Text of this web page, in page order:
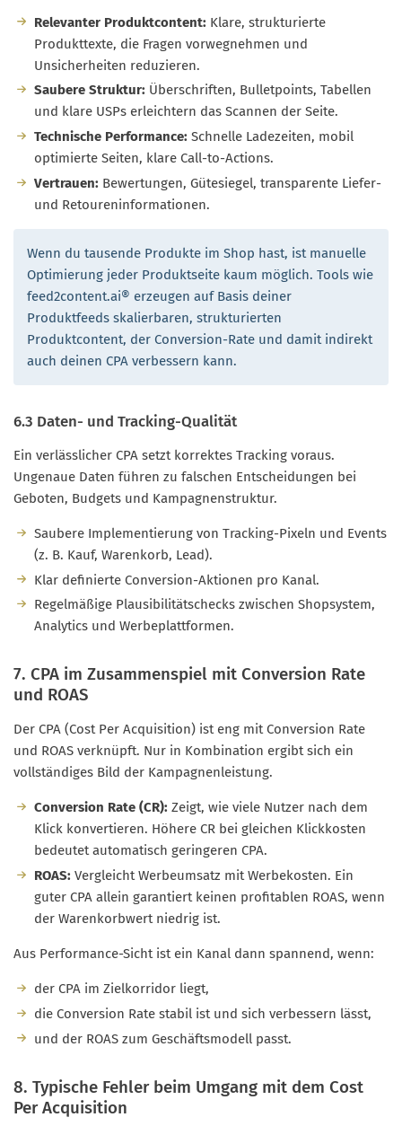
Relevanter Produktcontent: Klare, strukturierte
Produkttexte, die Fragen vorwegnehmen und
Unsicherheiten reduzieren.
Saubere Struktur: Überschriften, Bulletpoints, Tabellen
und klare USPs erleichtern das Scannen der Seite.
Technische Performance: Schnelle Ladezeiten, mobil
optimierte Seiten, klare Call-to-Actions.
Vertrauen: Bewertungen, Gütesiegel, transparente Liefer-
und Retoureninformationen.
Wenn du tausende Produkte im Shop hast, ist manuelle
Optimierung jeder Produktseite kaum möglich. Tools wie
feed2content.ai® erzeugen auf Basis deiner
Produktfeeds skalierbaren, strukturierten
Produktcontent, der Conversion-Rate und damit indirekt
auch deinen CPA verbessern kann.
6.3 Daten- und Tracking-Qualität
Ein verlässlicher CPA setzt korrektes Tracking voraus.
Ungenaue Daten führen zu falschen Entscheidungen bei
Geboten, Budgets und Kampagnenstruktur.
Saubere Implementierung von Tracking-Pixeln und Events
(z. B. Kauf, Warenkorb, Lead).
Klar definierte Conversion-Aktionen pro Kanal.
Regelmäßige Plausibilitätschecks zwischen Shopsystem,
Analytics und Werbeplattformen.
7. CPA im Zusammenspiel mit Conversion Rate
und ROAS
Der CPA (Cost Per Acquisition) ist eng mit Conversion Rate
und ROAS verknüpft. Nur in Kombination ergibt sich ein
vollständiges Bild der Kampagnenleistung.
Conversion Rate (CR): Zeigt, wie viele Nutzer nach dem
Klick konvertieren. Höhere CR bei gleichen Klickkosten
bedeutet automatisch geringeren CPA.
ROAS: Vergleicht Werbeumsatz mit Werbekosten. Ein
guter CPA allein garantiert keinen profitablen ROAS, wenn
der Warenkorbwert niedrig ist.
Aus Performance-Sicht ist ein Kanal dann spannend, wenn:
der CPA im Zielkorridor liegt,
die Conversion Rate stabil ist und sich verbessern lässt,
und der ROAS zum Geschäftsmodell passt.
8. Typische Fehler beim Umgang mit dem Cost
Per Acquisition